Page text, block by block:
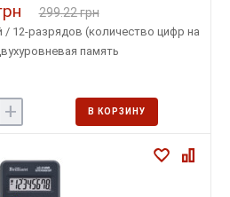
299.22 грн
12-разрядов (количество цифр на
память
+ В КОРЗИНУ